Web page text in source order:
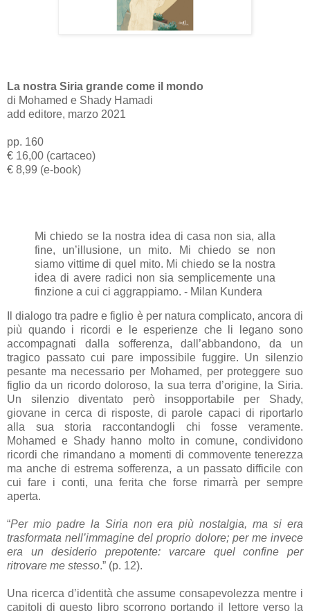
La nostra Siria grande come il mondo
di Mohamed e Shady Hamadi
add editore, marzo 2021
pp. 160
€ 16,00 (cartaceo)
€ 8,99 (e-book)
Mi chiedo se la nostra idea di casa non sia, alla
fine, un’illusione, un mito. Mi chiedo se non
siamo vittime di quel mito. Mi chiedo se la nostra
idea di avere radici non sia semplicemente una
finzione a cui ci aggrappiamo. - Milan Kundera
Il dialogo tra padre e figlio è per natura complicato, ancora di
più quando i ricordi e le esperienze che li legano sono
accompagnati dalla sofferenza, dall’abbandono, da un
tragico passato cui pare impossibile fuggire. Un silenzio
pesante ma necessario per Mohamed, per proteggere suo
figlio da un ricordo doloroso, la sua terra d’origine, la Siria.
Un silenzio diventato però insopportabile per Shady,
giovane in cerca di risposte, di parole capaci di riportarlo
alla sua storia raccontandogli chi fosse veramente.
Mohamed e Shady hanno molto in comune, condividono
ricordi che rimandano a momenti di commovente tenerezza
ma anche di estrema sofferenza, a un passato difficile con
cui fare i conti, una ferita che forse rimarrà per sempre
aperta.
“Per mio padre la Siria non era più nostalgia, ma si era
trasformata nell’immagine del proprio dolore; per me invece
era un desiderio prepotente: varcare quel confine per
ritrovare me stesso.” (p. 12).
Una ricerca d’identità che assume consapevolezza mentre i
capitoli di questo libro scorrono portando il lettore verso la